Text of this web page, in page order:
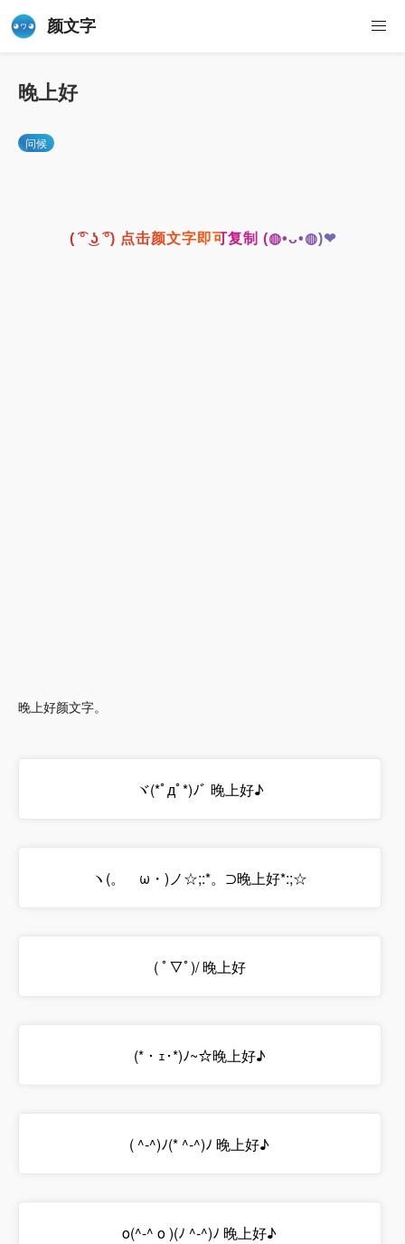
颜文字
晚上好
问候
( ͡° ͜ʖ ͡°) 点击颜文字即可复制 (◍•ᴗ•◍)❤
晚上好颜文字。
ヾ(*ﾟдﾟ*)ﾉﾞ 晚上好♪
ヽ(。ゝω・)ノ☆;:*。⊃晚上好*:;☆
( ﾟ▽ﾟ)/ 晚上好
(*・ｪ･*)ﾉ~☆晚上好♪
( ^-^)ﾉ(* ^-^)ﾉ 晚上好♪
o(^-^ o )(ﾉ ^-^)ﾉ 晚上好♪